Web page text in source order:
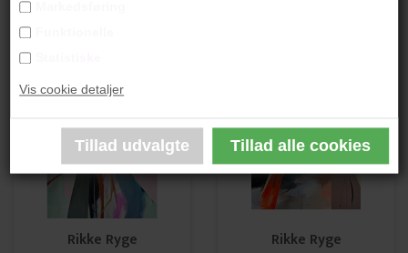
Vis cookie detaljer
PRODUKTINFORMATION
Andre værker af kunstneren:
Rikke Ryge Rikke Ryge